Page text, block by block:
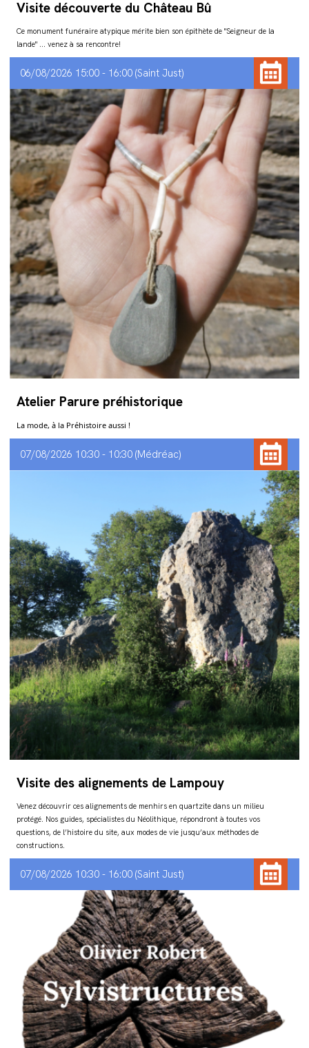
Visite découverte du Château Bû
Ce monument funéraire atypique mérite bien son épithète de "Seigneur de la
lande" ... venez à sa rencontre!
06/08/2026 15:00 - 16:00 Saint Just
Atelier Parure préhistorique
La mode, à la Préhistoire aussi !
07/08/2026 10:30 - 10:30 Médréac
Visite des alignements de Lampouy
Venez découvrir ces alignements de menhirs en quartzite dans un milieu
protégé. Nos guides, spécialistes du Néolithique, répondront à toutes vos
questions, de l’histoire du site, aux modes de vie jusqu’aux méthodes de
constructions.
07/08/2026 10:30 - 16:00 Saint Just